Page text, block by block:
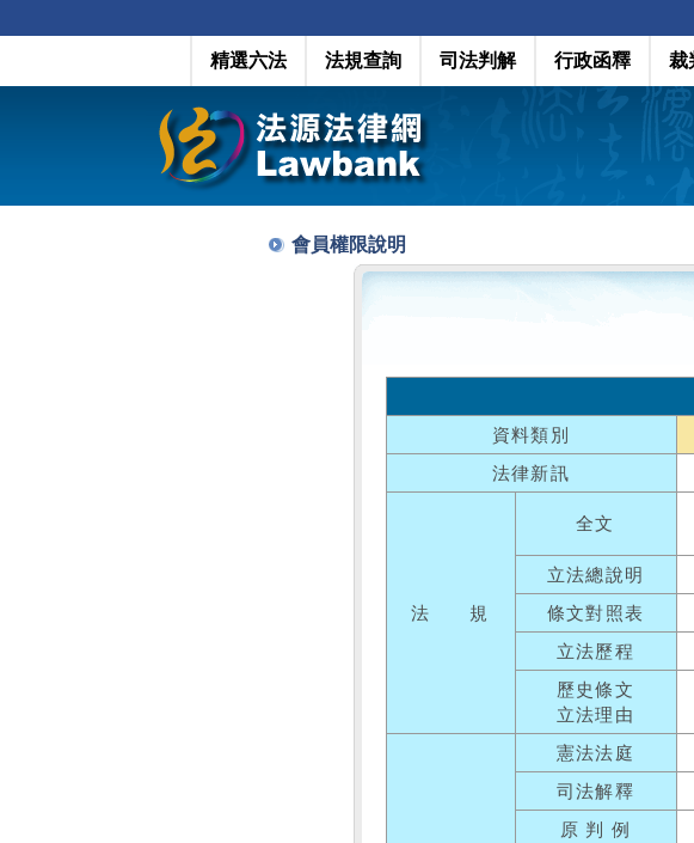
精選六法 法規查詢 司法判解 行政函釋 裁
會員權限說明
資料類別
法律新訊
法 規
全文
立法總說明
條文對照表
立法歷程
歷史條文
立法理由
憲法法庭
司法解釋
原 判 例